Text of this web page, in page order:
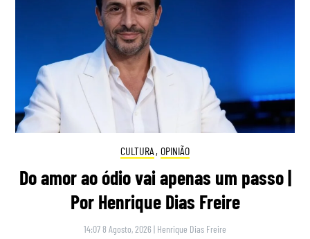
CULTURA , OPINIÃO
Do amor ao ódio vai apenas um passo |
Por Henrique Dias Freire
14:07 8 Agosto, 2026 | Henrique Dias Freire